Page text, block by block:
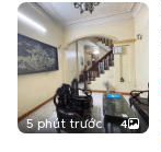
5 phút trước 4